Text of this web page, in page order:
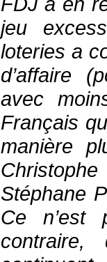
jeu
loteries a
d’affaire
avec
Français
manière
Stéphane
Ce n’est